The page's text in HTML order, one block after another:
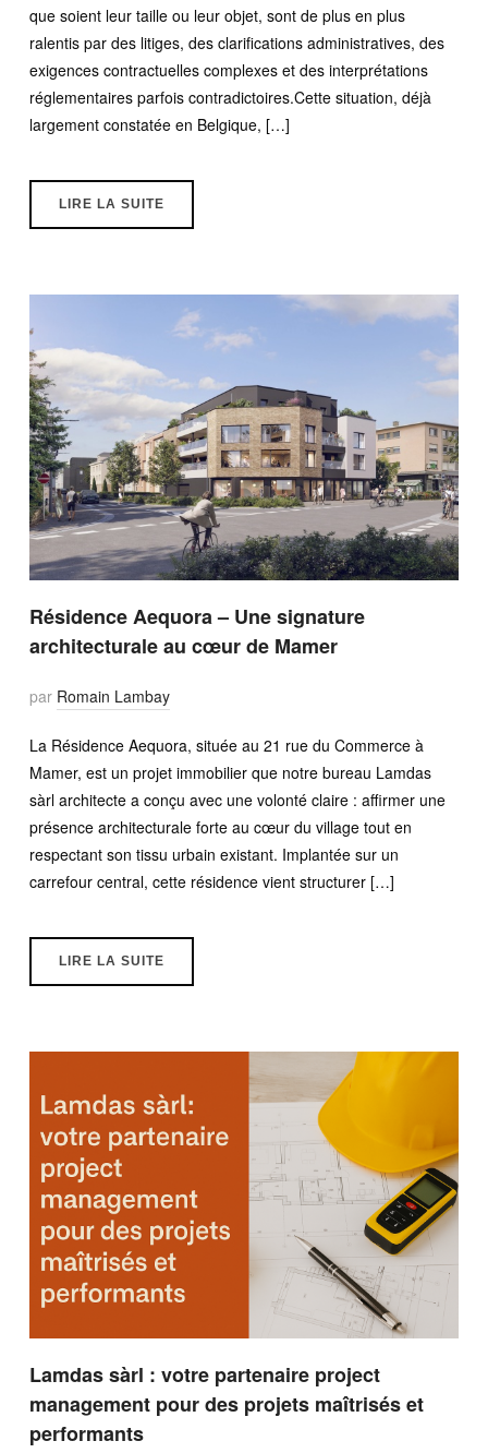
que soient leur taille ou leur objet, sont de plus en plus
ralentis par des litiges, des clarifications administratives, des
exigences contractuelles complexes et des interprétations
réglementaires parfois contradictoires.Cette situation, déjà
largement constatée en Belgique, […]
LIRE LA SUITE
Résidence Aequora – Une signature
architecturale au cœur de Mamer
par Romain Lambay
La Résidence Aequora, située au 21 rue du Commerce à
Mamer, est un projet immobilier que notre bureau Lamdas
sàrl architecte a conçu avec une volonté claire : affirmer une
présence architecturale forte au cœur du village tout en
respectant son tissu urbain existant. Implantée sur un
carrefour central, cette résidence vient structurer […]
LIRE LA SUITE
Lamdas sàrl : votre partenaire project
management pour des projets maîtrisés et
performants